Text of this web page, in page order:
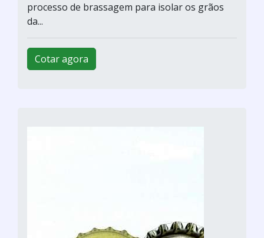
processo de brassagem para isolar os grãos
da...
Cotar agora